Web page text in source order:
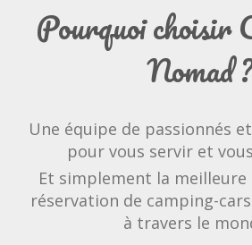
Pourquoi choisir
Nomad
Une équipe de passionnés
pour vous servir et
Et simplement la
réservation de camping-
à travers le